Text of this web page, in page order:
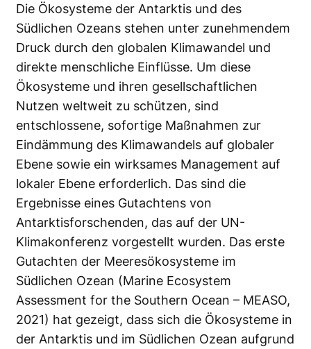
Die Ökosysteme der Antarktis und des
Südlichen Ozeans stehen unter zunehmendem
Druck durch den globalen Klimawandel und
direkte menschliche Einflüsse. Um diese
Ökosysteme und ihren gesellschaftlichen
Nutzen weltweit zu schützen, sind
entschlossene, sofortige Maßnahmen zur
Eindämmung des Klimawandels auf globaler
Ebene sowie ein wirksames Management auf
lokaler Ebene erforderlich. Das sind die
Ergebnisse eines Gutachtens von
Antarktisforschenden, das auf der UN-
Klimakonferenz vorgestellt wurden. Das erste
Gutachten der Meeresökosysteme im
Südlichen Ozean (Marine Ecosystem
Assessment for the Southern Ocean – MEASO,
2021) hat gezeigt, dass sich die Ökosysteme in
der Antarktis und im Südlichen Ozean aufgrund